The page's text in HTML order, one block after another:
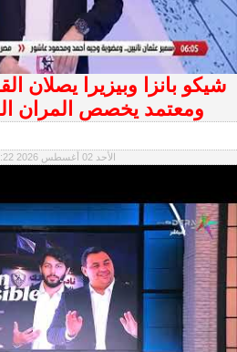
شيكو بانزا وبيزيرا يصلان
ومعتمد يخصص المران
الأحد 02 أغسطس 2026 01:22:22 صباحاً